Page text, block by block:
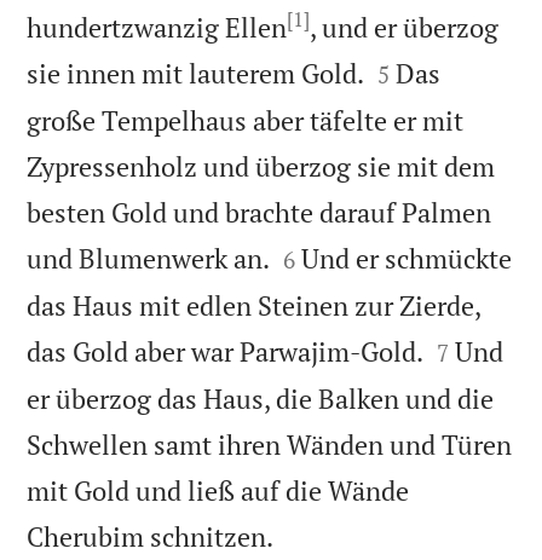
hundertzwanzig Ellen[1], und er überzog
sie innen mit lauterem Gold. 

5 Das
große Tempelhaus aber täfelte er mit
Zypressenholz und überzog sie mit dem
besten Gold und brachte darauf Palmen
und Blumenwerk an. 

6 Und er schmückte
das Haus mit edlen Steinen zur Zierde,
das Gold aber war Parwajim-Gold. 

7 Und
er überzog das Haus, die Balken und die
Schwellen samt ihren Wänden und Türen
mit Gold und ließ auf die Wände
Cherubim schnitzen.